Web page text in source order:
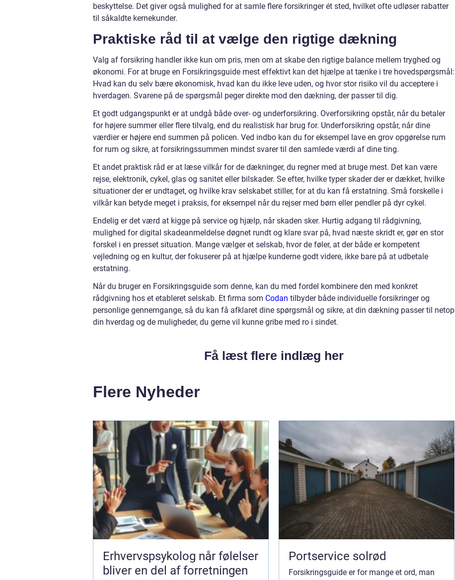
beskyttelse. Det giver også mulighed for at samle flere forsikringer ét sted, hvilket ofte udløser rabatter
til såkaldte kernekunder.
Praktiske råd til at vælge den rigtige dækning
Valg af forsikring handler ikke kun om pris, men om at skabe den rigtige balance mellem tryghed og
økonomi. For at bruge en Forsikringsguide mest effektivt kan det hjælpe at tænke i tre hovedspørgsmål:
Hvad kan du selv bære økonomisk, hvad kan du ikke leve uden, og hvor stor risiko vil du acceptere i
hverdagen. Svarene på de spørgsmål peger direkte mod den dækning, der passer til dig.
Et godt udgangspunkt er at undgå både over- og underforsikring. Overforsikring opstår, når du betaler
for højere summer eller flere tilvalg, end du realistisk har brug for. Underforsikring opstår, når dine
værdier er højere end summen på policen. Ved indbo kan du for eksempel lave en grov opgørelse rum
for rum og sikre, at forsikringssummen mindst svarer til den samlede værdi af dine ting.
Et andet praktisk råd er at læse vilkår for de dækninger, du regner med at bruge mest. Det kan være
rejse, elektronik, cykel, glas og sanitet eller bilskader. Se efter, hvilke typer skader der er dækket, hvilke
situationer der er undtaget, og hvilke krav selskabet stiller, for at du kan få erstatning. Små forskelle i
vilkår kan betyde meget i praksis, for eksempel når du rejser med børn eller pendler på dyr cykel.
Endelig er det værd at kigge på service og hjælp, når skaden sker. Hurtig adgang til rådgivning,
mulighed for digital skadeanmeldelse døgnet rundt og klare svar på, hvad næste skridt er, gør en stor
forskel i en presset situation. Mange vælger et selskab, hvor de føler, at der både er kompetent
vejledning og en kultur, der fokuserer på at hjælpe kunderne godt videre, ikke bare på at udbetale
erstatning.
Når du bruger en Forsikringsguide som denne, kan du med fordel kombinere den med konkret
rådgivning hos et etableret selskab. Et firma som Codan tilbyder både individuelle forsikringer og
personlige gennemgange, så du kan få afklaret dine spørgsmål og sikre, at din dækning passer til netop
din hverdag og de muligheder, du gerne vil kunne gribe med ro i sindet.
Få læst flere indlæg her
Flere Nyheder
Erhvervspsykolog når følelser
bliver en del af forretningen
Portservice solrød
Forsikringsguide er for mange et ord, man